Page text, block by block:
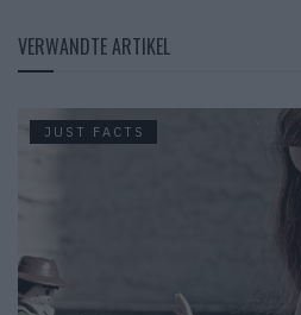
VERWANDTE ARTIKEL
JUST FACTS